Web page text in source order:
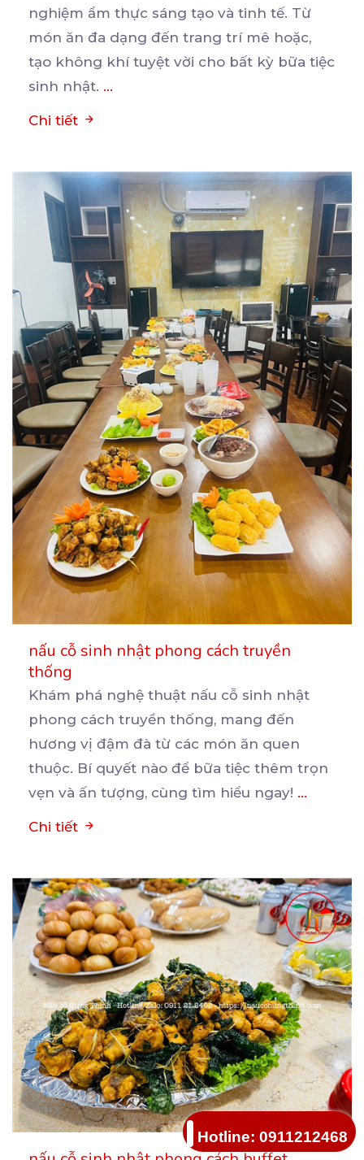
nghiệm ẩm thực sáng tạo và tinh tế. Từ
món ăn đa dạng đến trang trí mê hoặc,
tạo không khí tuyệt vời cho bất kỳ bữa tiệc
sinh nhật. ...
Chi tiết
nấu cỗ sinh nhật phong cách truyền
thống
Khám phá nghệ thuật nấu cỗ sinh nhật
phong cách truyền thống, mang đến
hương vị đậm đà từ các món ăn quen
thuộc. Bí quyết nào để bữa tiệc thêm trọn
vẹn và ấn tượng, cùng tìm hiểu ngay! ...
Chi tiết
Hotline: 0911212468